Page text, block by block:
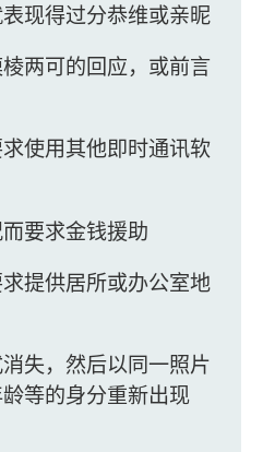
现得过分恭维或亲昵
两可的回应，或前言
使用其他即时通讯软
要求金钱援助
提供居所或办公室地
失，然后以同一照片
等的身分重新出现